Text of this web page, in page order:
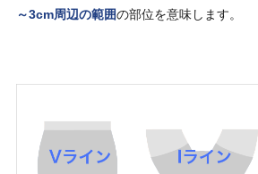
～3cm周辺の範囲の部位を意味します。